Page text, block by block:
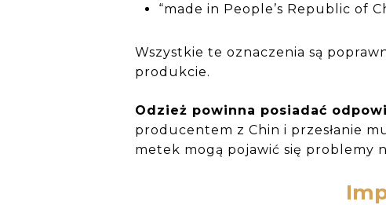
“made in People’s Republic of
Wszystkie te oznaczenia są
produkcie.
Odzież powinna posiadać
producentem z Chin i przesłanie
metek mogą pojawić się problemy